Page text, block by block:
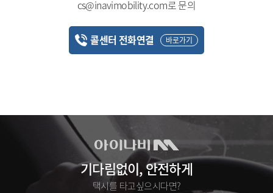
cs@inavimobility.com로 문의
콜센터 전화연결 바로가기
기다림없이, 안전하게
택시를 타고싶으시다면?